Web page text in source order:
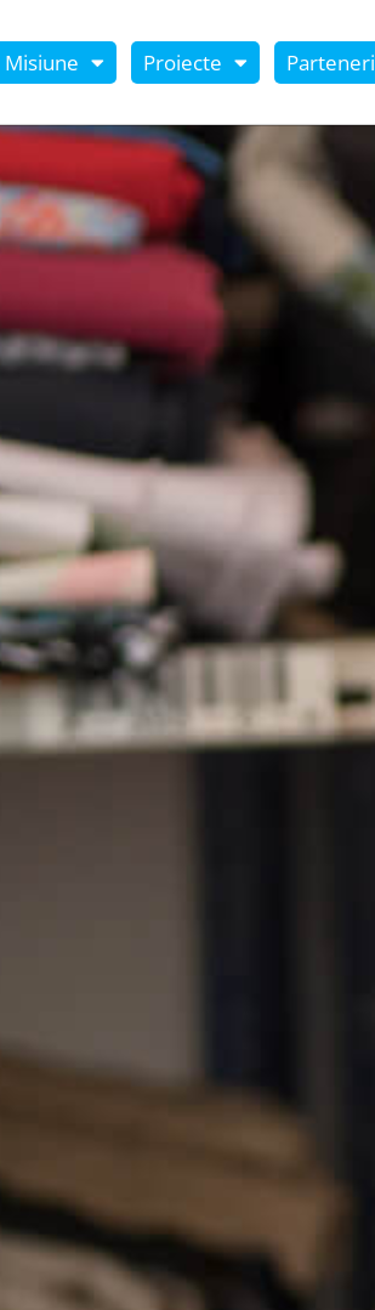
Misiune Proiecte Parteneri